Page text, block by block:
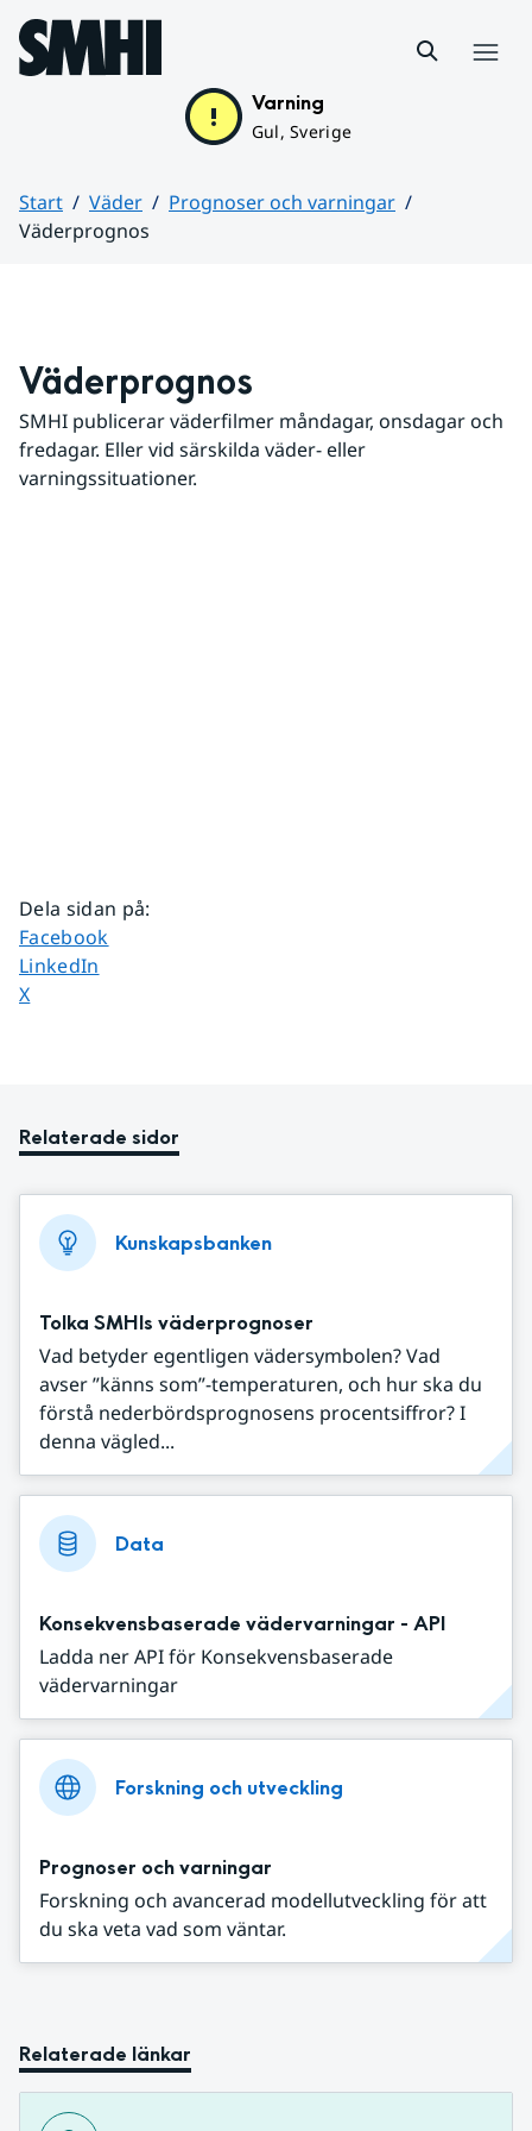
Hoppa till sidans innehåll
Varning
Gul, Sverige
Start Väder
Prognoser och varningar
Väderprognos
Väderprognos
SMHI publicerar väderfilmer måndagar, onsdagar och
fredagar. Eller vid särskilda väder- eller
varningssituationer.
Dela sidan på:
Dela sidan på
Facebook
Dela sidan på
LinkedIn
Dela sidan på
X
Relaterade sidor
Kunskapsbanken
Tolka SMHIs väderprognoser
Vad betyder egentligen vädersymbolen? Vad
avser ”känns som”-temperaturen, och hur ska du
förstå nederbördsprognosens procentsiffror? I
denna vägled...
Data
Konsekvensbaserade vädervarningar - API
Ladda ner API för Konsekvensbaserade
vädervarningar
Forskning och utveckling
Prognoser och varningar
Forskning och avancerad modellutveckling för att
du ska veta vad som väntar.
Relaterade länkar